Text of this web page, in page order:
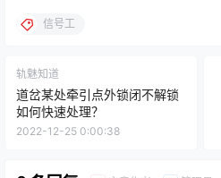
信号工
轨魅知道
道岔某处牵引点外锁闭不解锁
如何快速处理？
2022-12-25 0:00:38